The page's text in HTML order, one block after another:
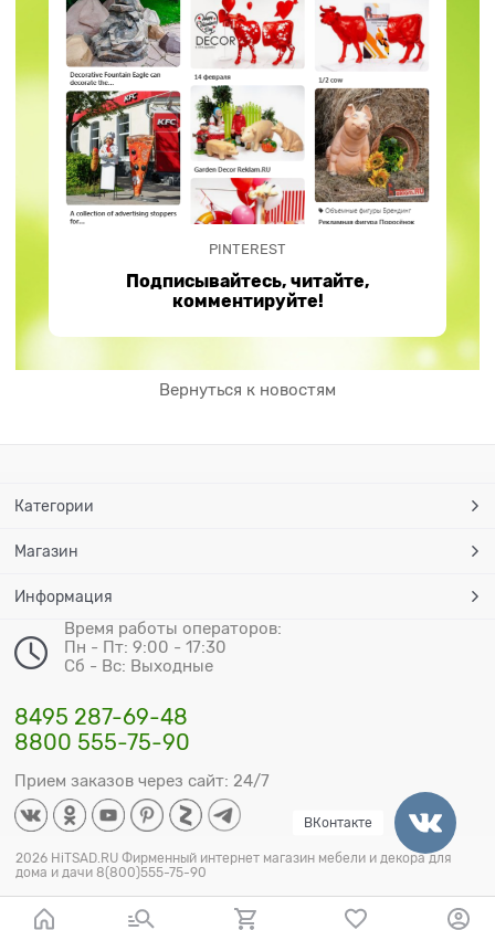
PINTEREST
Подписывайтесь, читайте,
комментируйте!
Вернуться к новостям
Категории
Магазин
Информация
Время работы операторов:
Пн - Пт: 9:00 - 17:30
Сб - Вс: Выходные
8495 287-69-48
8800 555-75-90
Прием заказов через сайт: 24/7
2026 HiTSAD.RU Фирменный интернет магазин мебели и декора для
дома и дачи 8(800)555-75-90
ВКонтакте